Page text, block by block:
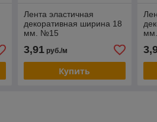
Лента эластичная
декоративная ширина 18
мм. №15
3,91руб./м
Купить